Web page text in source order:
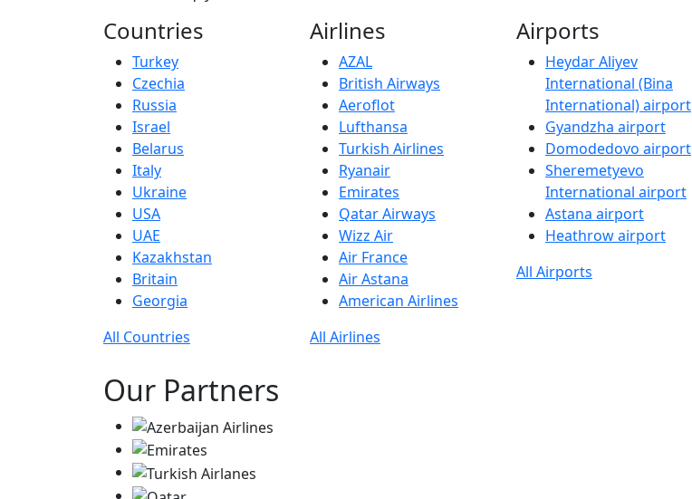
Countries
Turkey
Czechia
Russia
Israel
Belarus
Italy
Ukraine
USA
UAE
Kazakhstan
Britain
Georgia
All Countries
Airlines
AZAL
British Airways
Aeroflot
Lufthansa
Turkish Airlines
Ryanair
Emirates
Qatar Airways
Wizz Air
Air France
Air Astana
American Airlines
All Airlines
Airports
Heydar Aliyev
International (Bina
International) airport
Gyandzha airport
Domodedovo airport
Sheremetyevo
International airport
Astana airport
Heathrow airport
All Airports
Our Partners